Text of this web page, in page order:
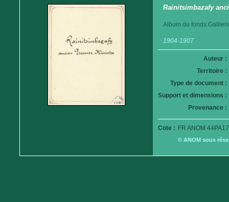
Rainitsimbazafy
Album du fonds
1904-1907
Auteur :
Territoire :
Type de document :
Support et dimensions :
Provenance :
Cote : FR ANOM
© ANOM sous